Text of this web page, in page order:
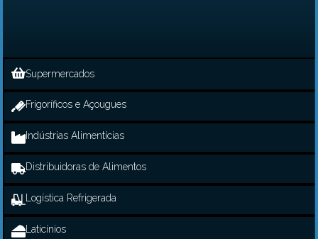
Supermercados
Frigoríficos e Açougues
Indústrias Alimentícias
Distribuidoras de Alimentos
Logística Refrigerada
Laticínios